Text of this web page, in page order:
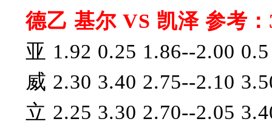
德乙 基尔 VS 凯泽 参考：
亚 1.92 0.25 1.86--2.00
威 2.30 3.40 2.75--2.10
立 2.25 3.30 2.70--2.05